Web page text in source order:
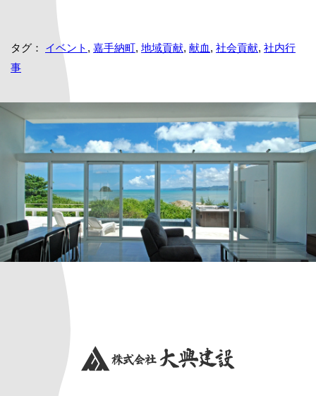
タグ： イベント , 嘉手納町, 地域貢献, 献血, 社会貢献, 社内行
事